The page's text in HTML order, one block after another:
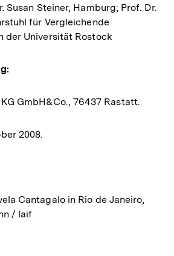
Susan Steiner, Hamburg; Prof. Dr.
für Vergleichende
der Universität Rostock
GmbH&Co., 76437 Rastatt.
2008.
Cantagalo in Rio de Janeiro,
/ laif